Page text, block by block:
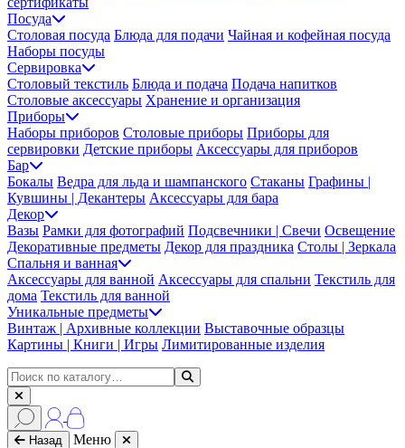
Посуда
Столовая посуда Блюда для подачи Чайная и кофейная посуда
Наборы посуды
Сервировка
Столовый текстиль Блюда и подача Подача напитков
Столовые аксессуары Хранение и организация
Приборы
Наборы приборов Столовые приборы Приборы для
сервировки Детские приборы Аксессуары для приборов
Бар
Бокалы Ведра для льда и шампанского Стаканы Графины |
Кувшины | Декантеры Аксессуары для бара
Декор
Вазы Рамки для фотографий Подсвечники | Свечи Освещение
Декоративные предметы Декор для праздника Столы | Зеркала
Спальня и ванная
Аксессуары для ванной Аксессуары для спальни Текстиль для
дома Текстиль для ванной
Уникальные предметы
Винтаж | Архивные коллекции Выставочные образцы
Картины | Книги | Игры Лимитированные изделия
Назад
Меню